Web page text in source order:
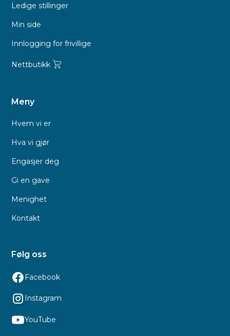
Ledige stillinger
Min side
Innlogging for frivillige
Nettbutikk
Meny
Hvem vi er
Hva vi gjør
Engasjer deg
Gi en gave
Menighet
Kontakt
Følg oss
Facebook
Instagram
YouTube